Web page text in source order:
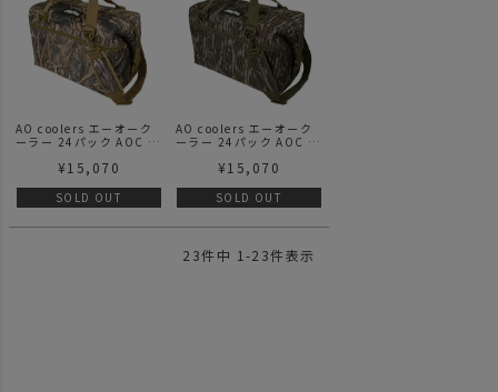
AO coolers エーオーク
ーラー 24パック AOC パ
クーラーモッシーオーク
¥15,070
SOLD OUT
AO coolers エーオーク
ーラー 24パック AOC パ
クーラー モッシーオーク
¥15,070
SOLD OUT
23件中 1 -23件表示